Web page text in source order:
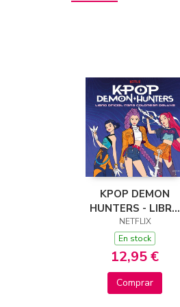
KPOP DEMON
HUNTERS - LIBRO
OFICIAL PARA
COLOREAR DELUXE
NETFLIX
En stock
12,95 €
Comprar